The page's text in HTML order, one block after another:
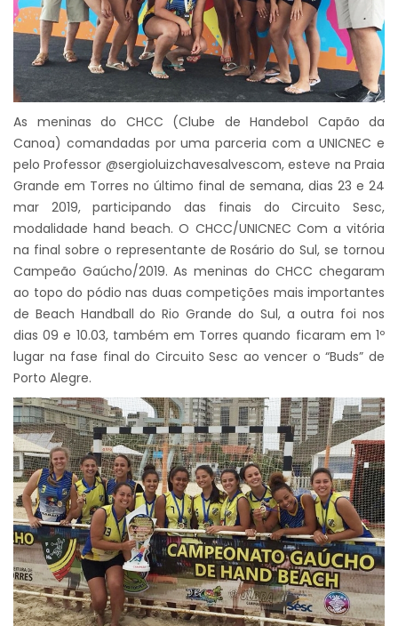
As meninas do CHCC (Clube de Handebol Capão da
Canoa) comandadas por uma parceria com a UNICNEC e
pelo Professor @sergioluizchavesalvescom, esteve na Praia
Grande em Torres no último final de semana, dias 23 e 24
mar 2019, participando das finais do Circuito Sesc,
modalidade hand beach. O CHCC/UNICNEC Com a vitória
na final sobre o representante de Rosário do Sul, se tornou
Campeão Gaúcho/2019. As meninas do CHCC chegaram
ao topo do pódio nas duas competições mais importantes
de Beach Handball do Rio Grande do Sul, a outra foi nos
dias 09 e 10.03, também em Torres quando ficaram em 1º
lugar na fase final do Circuito Sesc ao vencer o “Buds” de
Porto Alegre.